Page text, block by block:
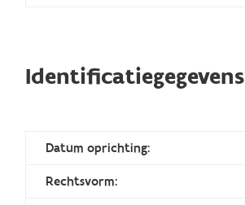
Identificatiegegevens
Datum oprichting:
Rechtsvorm: